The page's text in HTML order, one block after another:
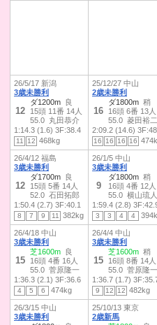
26/5/17 新潟
3歳未勝利
12
ダ1200m 良
15頭 11番 14人
55.0 丸田恭介
1:14.3 (1.6) 3F:38.4
11 12 468kg
25/12/27 中山
2歳未勝利
16
ダ1800m 稍
16頭 6番 13人
55.0 菱田裕二
2:09.2 (14.6)
16 16 16 16
26/4/12 福島
3歳未勝利
12
ダ1700m 良
15頭 5番 14人
52.0 石田拓郎
1:50.4 (2.7) 3F:40.1
8 7 9 11 382kg
26/1/5 中山
3歳未勝利
9
ダ1800m 稍
16頭 4番 12人
55.0 横山琉人
1:59.4 (2.8)
3 3 4 4
26/4/18 中山
3歳未勝利
15
芝1600m 良
16頭 4番 16人
55.0 菅原隆一
1:36.3 (2.1) 3F:36.6
4 5 6 474kg
26/4/4 中山
3歳未勝利
15
芝1600m 稍
16頭 8番 14人
55.0 菅原隆一
1:36.7 (1.7)
9 12 12 482kg
26/3/15 中山
3歳未勝利
25/10/13 東京
2歳新馬